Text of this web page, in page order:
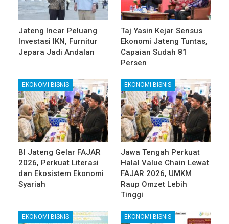
Jateng Incar Peluang
Investasi IKN, Furnitur
Jepara Jadi Andalan
Taj Yasin Kejar Sensus
Ekonomi Jateng Tuntas,
Capaian Sudah 81
Persen
EKONOMI BISNIS
BI Jateng Gelar FAJAR
2026, Perkuat Literasi
dan Ekosistem Ekonomi
Syariah
EKONOMI BISNIS
Jawa Tengah Perkuat
Halal Value Chain Lewat
FAJAR 2026, UMKM
Raup Omzet Lebih
Tinggi
EKONOMI BISNIS EKONOMI BISNIS